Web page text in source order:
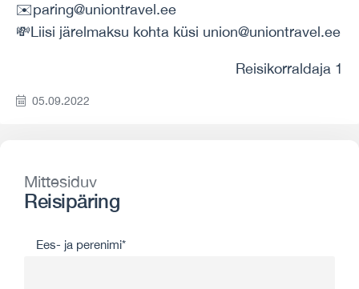
✉️paring@uniontravel.ee
💸Liisi järelmaksu kohta küsi union@uniontravel.ee
Reisikorraldaja 1
05.09.2022
Mittesiduv
Reisipäring
Ees- ja perenimi*